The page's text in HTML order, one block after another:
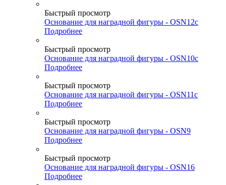
Быстрый просмотр
Основание для наградной фигуры - OSN12c
Подробнее
Быстрый просмотр
Основание для наградной фигуры - OSN10c
Подробнее
Быстрый просмотр
Основание для наградной фигуры - OSN11c
Подробнее
Быстрый просмотр
Основание для наградной фигуры - OSN9
Подробнее
Быстрый просмотр
Основание для наградной фигуры - OSN16
Подробнее